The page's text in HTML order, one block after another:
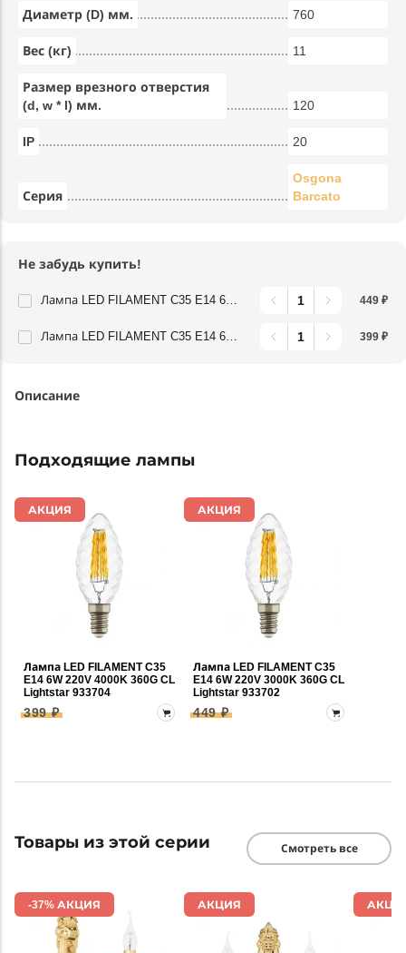
Диаметр (D) мм. 760
Вес (кг) 11
Размер врезного отверстия
(d, w * l) мм.
120
IP 20
Серия
Osgona
Barcato
Не забудь купить!
Лампа LED FILAMENT C35 E14 6W 220V 3000K 360G CL Lightstar 933702 449 ₽
Лампа LED FILAMENT C35 E14 6W 220V 4000K 360G CL Lightstar 933704 399 ₽
Описание
Подходящие лампы
АКЦИЯ
Лампа LED FILAMENT C35
E14 6W 220V 4000K 360G CL
Lightstar 933704
399 ₽
АКЦИЯ
Лампа LED FILAMENT C35
E14 6W 220V 3000K 360G CL
Lightstar 933702
449 ₽
Товары из этой серии Смотреть все
-37% АКЦИЯ АКЦИЯ